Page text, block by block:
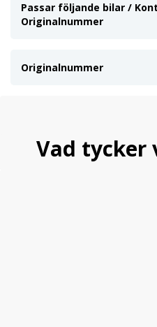
Passar följande bilar /
Originalnummer
Originalnummer
Vad tycker